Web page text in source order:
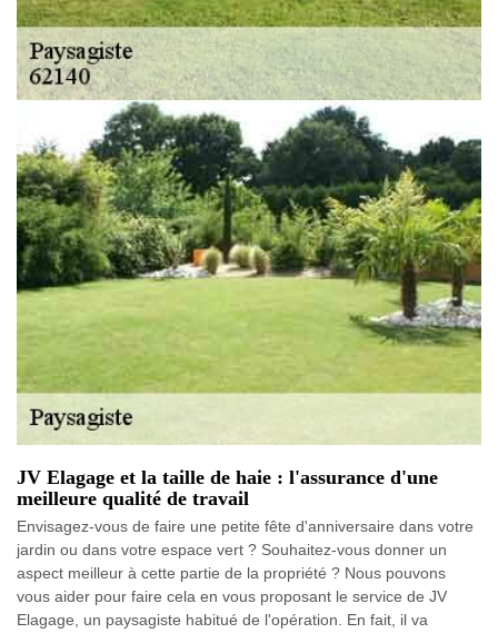
JV Elagage et la taille de haie : l'assurance d'une
meilleure qualité de travail
Envisagez-vous de faire une petite fête d'anniversaire dans votre
jardin ou dans votre espace vert ? Souhaitez-vous donner un
aspect meilleur à cette partie de la propriété ? Nous pouvons
vous aider pour faire cela en vous proposant le service de JV
Elagage, un paysagiste habitué de l'opération. En fait, il va